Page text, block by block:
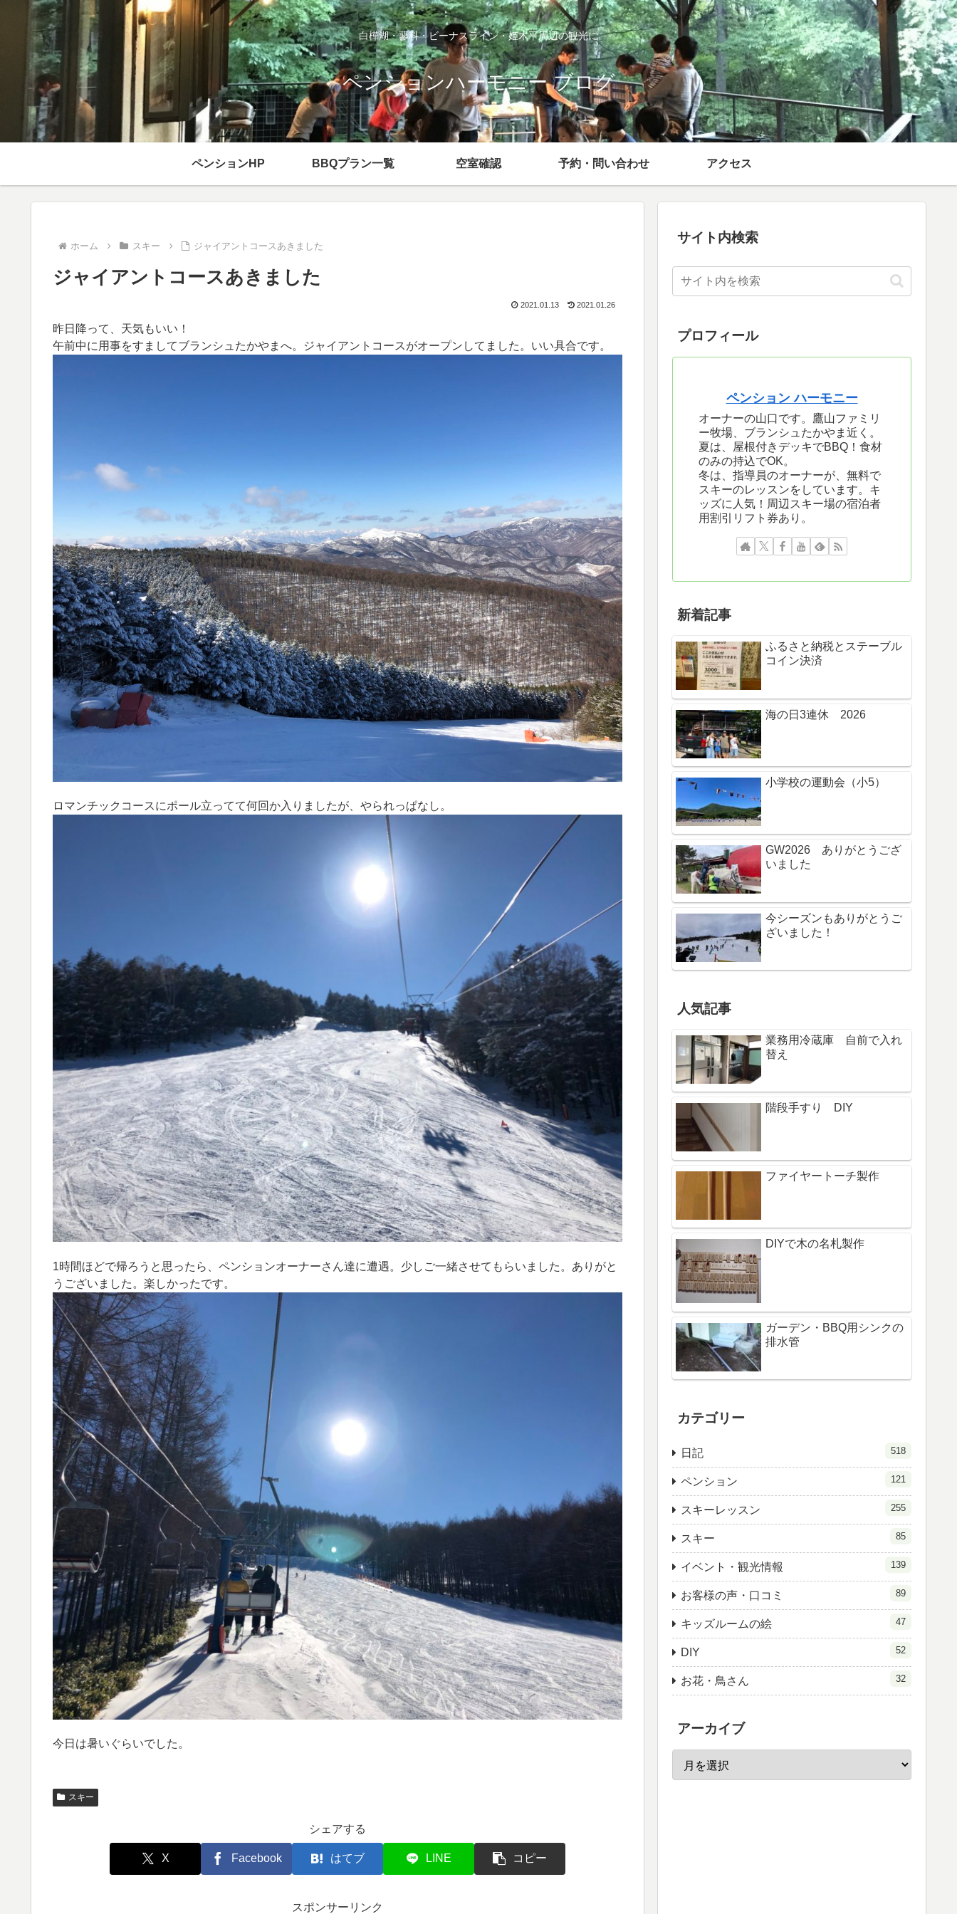
白樺湖・蓼科・ビーナスライン・姫木平周辺の観光に
ペンションハーモニー ブログ
ペンションHP BBQプラン一覧 空室確認 予約・問い合わせ アクセス
ホーム スキー ジャイアントコースあきました
ジャイアントコースあきました
2021.01.13 2021.01.26
昨日降って、天気もいい！
午前中に用事をすましてブランシュたかやまへ。ジャイアントコースがオープンしてました。いい具合です。
ロマンチックコースにポール立ってて何回か入りましたが、やられっぱなし。
1時間ほどで帰ろうと思ったら、ペンションオーナーさん達に遭遇。少しご一緒させてもらいました。ありがと
うございました。楽しかったです。
今日は暑いぐらいでした。
スキー
シェアする
X Facebook はてブ LINE コピー
スポンサーリンク
サイト内検索
プロフィール
ペンション ハーモニー
オーナーの山口です。鷹山ファミリ
ー牧場、ブランシュたかやま近く。
夏は、屋根付きデッキでBBQ！食材
のみの持込でOK。
冬は、指導員のオーナーが、無料で
スキーのレッスンをしています。キ
ッズに人気！周辺スキー場の宿泊者
用割引リフト券あり。
新着記事
ふるさと納税とステーブル
コイン決済
海の日3連休 2026
小学校の運動会（小5）
GW2026 ありがとうござ
いました
今シーズンもありがとうご
ざいました！
人気記事
業務用冷蔵庫 自前で入れ
替え
階段手すり DIY
ファイヤートーチ製作
DIYで木の名札製作
ガーデン・BBQ用シンクの
排水管
カテゴリー
日記 518
ペンション 121
スキーレッスン 255
スキー 85
イベント・観光情報 139
お客様の声・口コミ 89
キッズルームの絵 47
DIY 52
お花・鳥さん 32
アーカイブ